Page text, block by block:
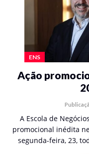
ENS
Ação
A Escola de
promocional inédita
segunda-feira, 23,